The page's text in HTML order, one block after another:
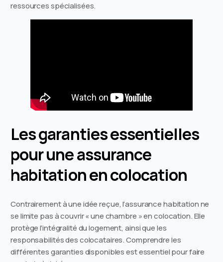
ressources spécialisées.
Les garanties essentielles
pour une assurance
habitation en colocation
Contrairement à une idée reçue, l’assurance habitation ne
se limite pas à couvrir « une chambre » en colocation. Elle
protège l’intégralité du logement, ainsi que les
responsabilités des colocataires. Comprendre les
différentes garanties disponibles est essentiel pour faire